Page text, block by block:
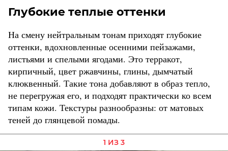
Глубокие теплые оттенки
На смену нейтральным тонам приходят глубокие
оттенки, вдохновленные осенними пейзажами,
листьями и спелыми ягодами. Это терракот,
кирпичный, цвет ржавчины, глины, дымчатый
клюквенный. Такие тона добавляют в образ тепло,
не перегружая его, и подходят практически ко всем
типам кожи. Текстуры разнообразны: от матовых
теней до глянцевой помады.
1 ИЗ 3